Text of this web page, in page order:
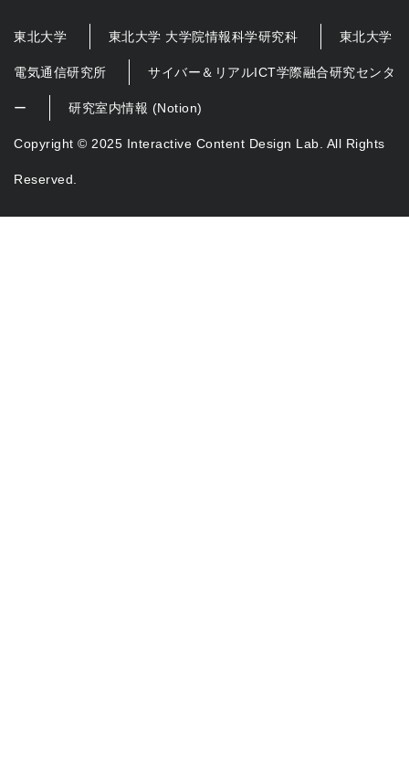
東北大学 東北大学 大学院情報科学研究科 東北大学
電気通信研究所 サイバー＆リアルICT学際融合研究センタ
ー 研究室内情報 (Notion)
Copyright © 2025 Interactive Content Design Lab. All Rights
Reserved.